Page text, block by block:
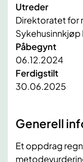
Utreder
Direktoratet for
Sykehusinnkjøp
Påbegynt
06.12.2024
Ferdigstilt
30.06.2025
Generell
Et oppdrag